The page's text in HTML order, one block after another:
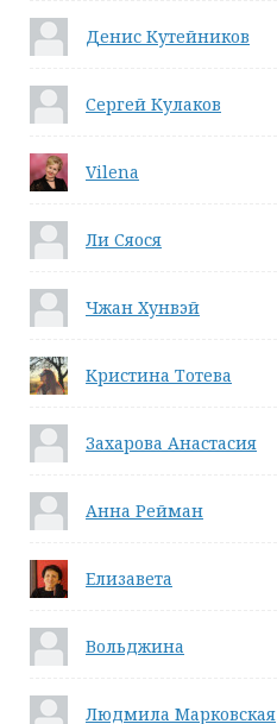
Денис Кутейников
Сергей Кулаков
Vilena
Ли Сяося
Чжан Хунвэй
Кристина Тотева
Захарова Анастасия
Анна Рейман
Елизавета
Вольджина
Людмила Марковская